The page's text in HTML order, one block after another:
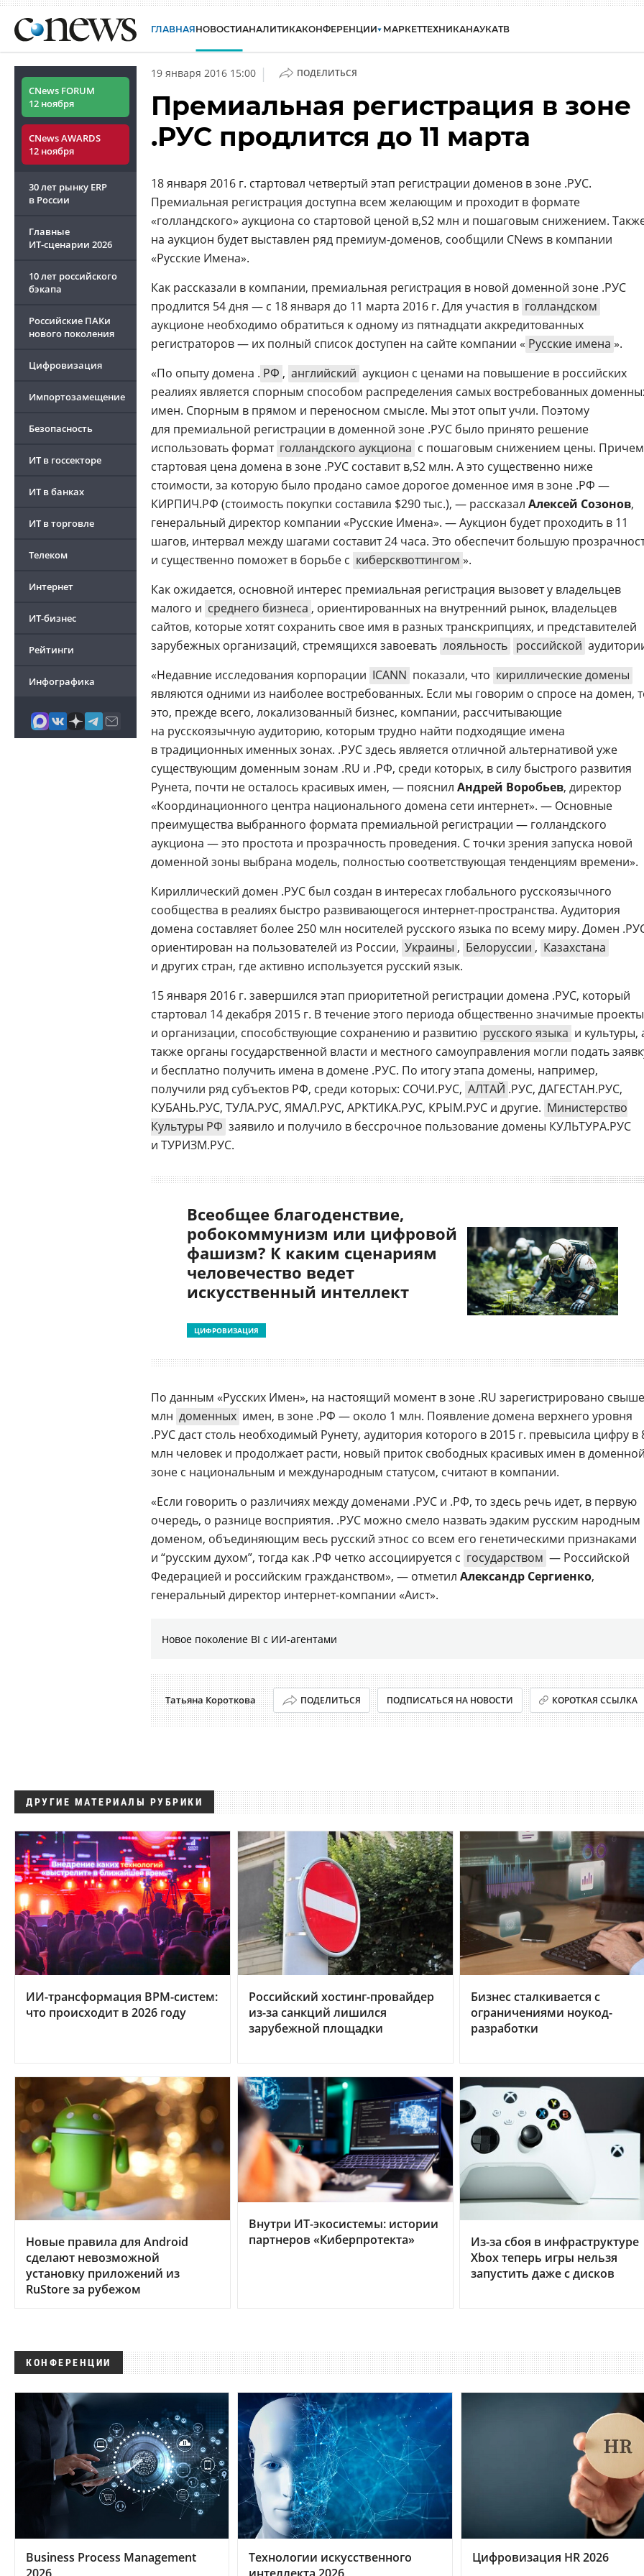
ГЛАВНАЯНОВОСТИАНАЛИТИКАКОНФЕРЕНЦИИ МАРКЕТТЕХНИКАНАУКАТВ
CNews FORUM
12 ноября
CNews AWARDS
12 ноября
30 лет рынку ERP
в России
Главные
ИТ-сценарии 2026
10 лет российского
бэкапа
Российские ПАКи
нового поколения
Цифровизация
Импортозамещение
Безопасность
ИТ в госсекторе
ИТ в банках
ИТ в торговле
Телеком
Интернет
ИТ-бизнес
Рейтинги
Инфографика
19 января 2016 15:00 | ПОДЕЛИТЬСЯ
Премиальная регистрация в зоне
.РУС продлится до 11 марта
18 января 2016 г. стартовал четвертый этап регистрации доменов в зоне .РУС.
Премиальная регистрация доступна всем желающим и проходит в формате
«голландского» аукциона со стартовой ценой
2 млн и пошаговым снижением.
на аукцион будет выставлен ряд премиум-доменов, сообщили CNews в компании
«Русские Имена».
Как рассказали в компании, премиальная регистрация в новой доменной зоне .РУС
продлится 54 дня — с 18 января до 11 марта 2016 г. Для участия в голландском
аукционе необходимо обратиться к одному из пятнадцати аккредитованных
регистраторов — их полный список доступен на сайте компании « Русские имена ».
«По опыту домена . РФ , английский аукцион с ценами на повышение в российских
реалиях является спорным способом распределения самых востребованных
имен. Спорным в прямом и переносном смысле. Мы этот опыт учли. Поэтому
для премиальной регистрации в доменной зоне .РУС было принято решение
использовать формат голландского аукциона с пошаговым снижением цены. Причем
стартовая цена домена в зоне .РУС составит
2 млн. А это существенно ниже
стоимости, за которую было продано самое дорогое доменное имя в зоне .РФ —
КИРПИЧ.РФ (стоимость покупки составила $290 тыс.), — рассказал Алексей Созонов,
генеральный директор компании «Русские Имена». — Аукцион будет проходить в 11
шагов, интервал между шагами составит 24 часа. Это обеспечит большую
и существенно поможет в борьбе с киберсквоттингом ».
Как ожидается, основной интерес премиальная регистрация вызовет у владельцев
малого и среднего бизнеса , ориентированных на внутренний рынок, владельцев
сайтов, которые хотят сохранить свое имя в разных транскрипциях, и представителей
зарубежных организаций, стремящихся завоевать лояльность российской
«Недавние исследования корпорации ICANN показали, что кириллические домены
являются одними из наиболее востребованных. Если мы говорим о спросе на домен,
это, прежде всего, локализованный бизнес, компании, рассчитывающие
на русскоязычную аудиторию, которым трудно найти подходящие имена
в традиционных именных зонах. .РУС здесь является отличной альтернативой уже
существующим доменным зонам .RU и .РФ, среди которых, в силу быстрого развития
Рунета, почти не осталось красивых имен, — пояснил Андрей Воробьев, директор
«Координационного центра национального домена сети интернет». — Основные
преимущества выбранного формата премиальной регистрации — голландского
аукциона — это простота и прозрачность проведения. С точки зрения запуска новой
доменной зоны выбрана модель, полностью соответствующая тенденциям времени».
Кириллический домен .РУС был создан в интересах глобального русскоязычного
сообщества в реалиях быстро развивающегося интернет-пространства. Аудитория
домена составляет более 250 млн носителей русского языка по всему миру. Домен
ориентирован на пользователей из России, Украины , Белоруссии , Казахстана
и других стран, где активно используется русский язык.
15 января 2016 г. завершился этап приоритетной регистрации домена .РУС, который
стартовал 14 декабря 2015 г. В течение этого периода общественно значимые проекты
и организации, способствующие сохранению и развитию русского языка и культуры,
также органы государственной власти и местного самоуправления могли подать
и бесплатно получить имена в домене .РУС. По итогу этапа домены, например,
получили ряд субъектов РФ, среди которых: СОЧИ.РУС, АЛТАЙ .РУС, ДАГЕСТАН.РУС,
КУБАНЬ.РУС, ТУЛА.РУС, ЯМАЛ.РУС, АРКТИКА.РУС, КРЫМ.РУС и другие. Министерство
Культуры РФ заявило и получило в бессрочное пользование домены КУЛЬТУРА.РУС
и ТУРИЗМ.РУС.
Всеобщее благоденствие,
робокоммунизм или цифровой
фашизм? К каким сценариям
человечество ведет
искусственный интеллект
ЦИФРОВИЗАЦИЯ
По данным «Русских Имен», на настоящий момент в зоне .RU зарегистрировано
млн доменных имен, в зоне .РФ — около 1 млн. Появление домена верхнего уровня
.РУС даст столь необходимый Рунету, аудитория которого в 2015 г. превысила цифру в
млн человек и продолжает расти, новый приток свободных красивых имен в
зоне с национальным и международным статусом, считают в компании.
«Если говорить о различиях между доменами .РУС и .РФ, то здесь речь идет, в первую
очередь, о разнице восприятия. .РУС можно смело назвать эдаким русским народным
доменом, объединяющим весь русский этнос со всем его генетическими признаками
и “русским духом”, тогда как .РФ четко ассоциируется с государством — Российской
Федерацией и российским гражданством», — отметил Александр Сергиенко,
генеральный директор интернет-компании «Аист».
Новое поколение BI с ИИ-агентами
Татьяна Короткова ПОДЕЛИТЬСЯ ПОДПИСАТЬСЯ НА НОВОСТИ КОРОТКАЯ ССЫЛКА
ДРУГИЕ МАТЕРИАЛЫ РУБРИКИ
ИИ-трансформация BPM-систем:
что происходит в 2026 году
Российский хостинг-провайдер
из-за санкций лишился
зарубежной площадки
Бизнес сталкивается с
ограничениями ноукод-
разработки
Новые правила для Android
сделают невозможной
установку приложений из
RuStore за рубежом
Внутри ИТ-экосистемы: истории
партнеров «Киберпротекта»
Из-за сбоя в инфраструктуре
Xbox теперь игры нельзя
запустить даже с дисков
КОНФЕРЕНЦИИ
Business Process Management
Технологии искусственного
Цифровизация HR 2026